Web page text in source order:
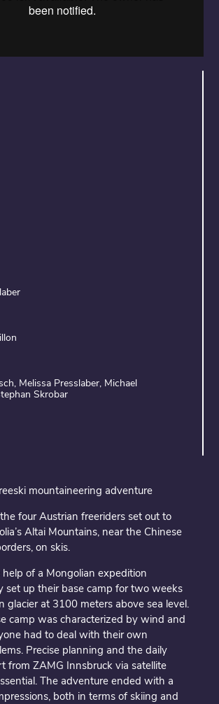
Melissa Presslaber, Michael
Skrobar
mountaineering adventure
four Austrian freeriders set out to
Altai Mountains, near the Chinese
on skis.
of a Mongolian expedition
set up their base camp for two weeks
glacier at 3100 meters above sea level.
camp was characterized by wind and
had to deal with their own
Precise planning and the daily
from ZAMG Innsbruck via satellite
The adventure ended with a
both in terms of skiing and